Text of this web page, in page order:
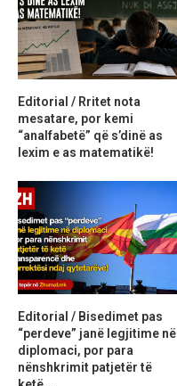
Editorial / Rritet nota
mesatare, por kemi
“analfabetë” që s’dinë as
lexim e as matematikë!
Editorial / Bisedimet pas
“perdeve” janë legjitime në
diplomaci, por para
nënshkrimit patjetër të